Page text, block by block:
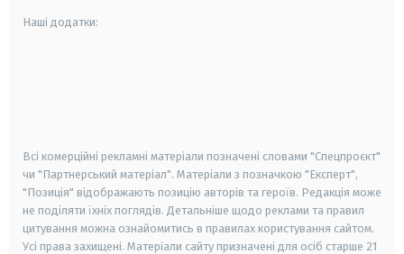
Наші додатки:
Всі комерційні рекламні матеріали позначені словами "Спецпроєкт"
чи "Партнерський матеріал". Матеріали з позначкою "Експерт",
"Позиція" відображають позицію авторів та героїв. Редакція може
не поділяти їхніх поглядів. Детальніше щодо реклами та правил
цитування можна ознайомитись в правилах користування сайтом.
Усі права захищені. Матеріали сайту призначені для осіб старше 21